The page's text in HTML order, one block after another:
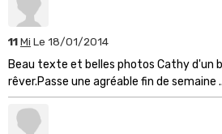
11Mi Le 18/01/2014
Beau texte et belles photos Cathy d'un
rêver.Passe une agréable fin de semaine